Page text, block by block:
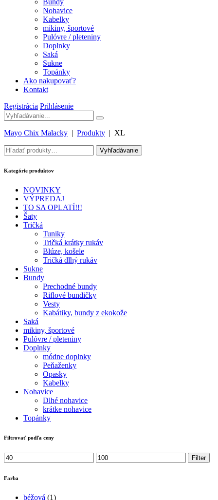
Bundy
Nohavice
Kabelky
mikiny, športové
Pulóvre / pleteniny
Doplnky
Saká
Sukne
Topánky
Ako nakupovať?
Kontakt
Registrácia Prihlásenie
Mayo Chix Malacky | Produkty | XL
Hľadať:
Vyhľadávanie
Kategórie produktov
NOVINKY
VÝPREDAJ
TO SA OPLATÍ!!!
Šaty
Tričká
Tuniky
Tričká krátky rukáv
Blúze, košele
Tričká dlhý rukáv
Sukne
Bundy
Prechodné bundy
Riflové bundičky
Vesty
Kabátiky, bundy z ekokože
Saká
mikiny, športové
Pulóvre / pleteniny
Doplnky
módne doplnky
Peňaženky
Opasky
Kabelky
Nohavice
Dlhé nohavice
krátke nohavice
Topánky
Filtrovať podľa ceny
Minimálna
cena
Maximálna
cena
Filter
Farba
béžová (1)